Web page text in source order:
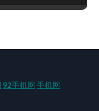
92手机网 手机网